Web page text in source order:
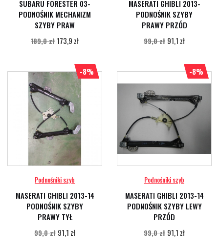
SUBARU FORESTER 03-
PODNOŚNIK MECHANIZM
SZYBY PRAW
189,0 zł 173,9 zł
MASERATI GHIBLI 2013-
PODNOŚNIK SZYBY
PRAWY PRZÓD
99,0 zł 91,1 zł
Podnośniki szyb
MASERATI GHIBLI 2013-14
PODNOŚNIK SZYBY
PRAWY TYŁ
99,0 zł 91,1 zł
-8%
Podnośniki szyb
MASERATI GHIBLI 2013-14
PODNOŚNIK SZYBY LEWY
PRZÓD
99,0 zł 91,1 zł
-8%